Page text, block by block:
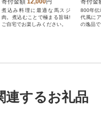
煮込み料理に最適な馬スジ
肉。煮込むことで極まる旨味!
ご自宅でお楽しみください。
800年伝
代風に
の逸品で
連するお礼品